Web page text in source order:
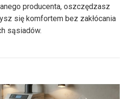
producenta, oszczędzasz
się komfortem bez zakłócania
sąsiadów.